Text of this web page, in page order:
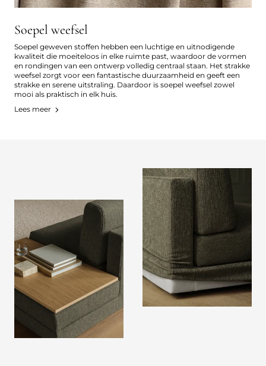
Soepel weefsel
Soepel geweven stoffen hebben een luchtige en uitnodigende
kwaliteit die moeiteloos in elke ruimte past, waardoor de vormen
en rondingen van een ontwerp volledig centraal staan. Het strakke
weefsel zorgt voor een fantastische duurzaamheid en geeft een
strakke en serene uitstraling. Daardoor is soepel weefsel zowel
mooi als praktisch in elk huis.
Lees meer